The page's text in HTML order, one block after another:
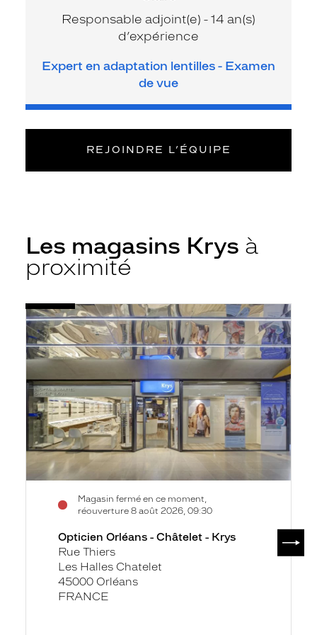
Responsable adjoint(e) - 14 an(s)
d’expérience
Expert en adaptation lentilles - Examen
de vue
REJOINDRE L’ÉQUIPE
Les magasins Krys à
proximité
Opticien
Orléans
-
Châtelet
-
Krys
Magasin fermé en ce moment,
réouverture 8 août 2026, 09:30
Voir
la
fiche
Opticien Orléans - Châtelet - Krys
Rue Thiers
Les Halles Chatelet
45000 Orléans
FRANCE